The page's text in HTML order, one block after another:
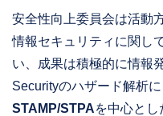
安全性向上委員会は活動
情報セキュリティに関し
い、成果は積極的に情報
Securityのハザード解析
STAMP/STPAを中心と